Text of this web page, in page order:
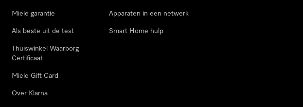
Miele garantie
Als beste uit de test
Thuiswinkel Waarborg
Certificaat
Miele Gift Card
Over Klarna
Apparaten in een netwerk
Smart Home hulp